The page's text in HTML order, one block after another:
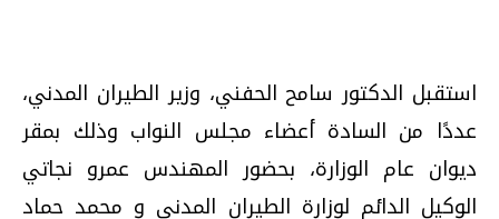
استقبل الدكتور سامح الحفني، وزير الطيران المدني،
عددًا من السادة أعضاء مجلس النواب وذلك بمقر
ديوان عام الوزارة، بحضور المهندس عمرو نجاتي
الوكيل الدائم لوزارة الطيران المدنى و محمد حماد